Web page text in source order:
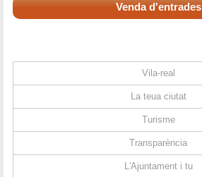
Venda d'entrades
Vila-real
La teua ciutat
Turisme
Transparència
L'Ajuntament i tu